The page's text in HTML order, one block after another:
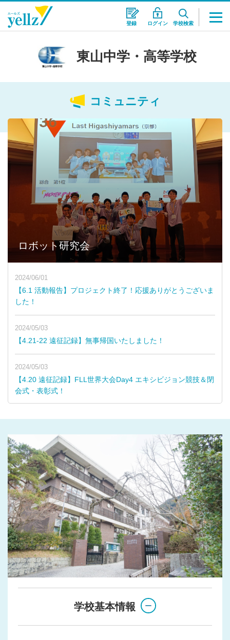
登録 ログイン 学校検索
東山中学・高等学校
コミュニティ
ロボット研究会
2024/06/01
【6.1 活動報告】プロジェクト終了！応援ありがとうございま
した！
2024/05/03
【4.21-22 遠征記録】無事帰国いたしました！
2024/05/03
【4.20 遠征記録】FLL世界大会Day4 エキシビジョン競技＆閉
会式・表彰式！
学校基本情報